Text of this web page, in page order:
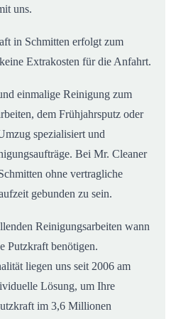
uns.
in Schmitten erfolgt zum
Extrakosten für die Anfahrt.
einmalige Reinigung zum
dem Frühjahrsputz oder
spezialisiert und
Bei Mr. Cleaner
ohne vertragliche
gebunden zu sein.
Reinigungsarbeiten wann
Putzkraft benötigen.
liegen uns seit 2006 am
Lösung, um Ihre
im 3,6 Millionen